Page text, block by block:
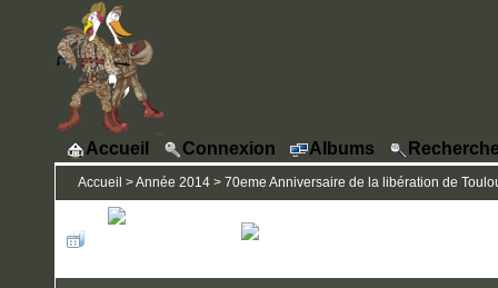
Accueil Connexion Albums
Accueil >Année 2014 > 70eme Anniversaire de la libération de